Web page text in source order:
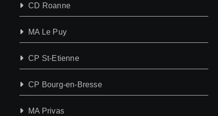
CD Roanne
MA Le Puy
CP St-Etienne
CP Bourg-en-Bresse
MA Privas